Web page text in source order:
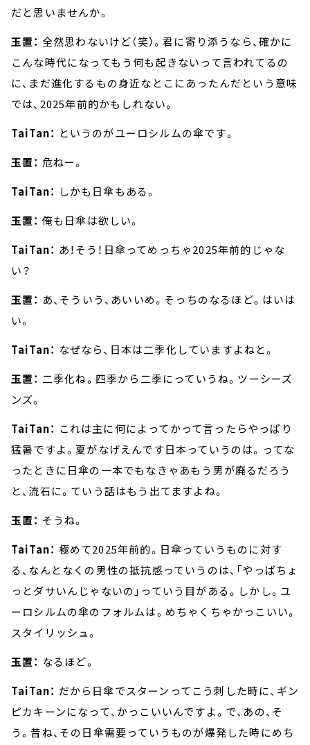
だと思いませんか。
玉置： 全然思わないけど（笑）。君に寄り添うなら、確かに
こんな時代になってもう何も起きないって言われてるの
に、まだ進化するもの身近なとこにあったんだという意味
では、2025年前的かもしれない。
TaiTan： というのがユーロシルムの傘です。
玉置： 危ねー。
TaiTan： しかも日傘もある。
玉置： 俺も日傘は欲しい。
TaiTan： あ！そう！日傘ってめっちゃ2025年前的じゃな
い？
玉置： あ、そういう、あいいめ。そっちのなるほど。はいは
い。
TaiTan： なぜなら、日本は二季化していますよねと。
玉置： 二季化ね。四季から二季にっていうね。ツーシーズ
ンズ。
TaiTan： これは主に何によってかって言ったらやっぱり
猛暑ですよ。夏がなげえんです日本っていうのは。ってな
ったときに日傘の一本でもなきゃあもう男が廃るだろう
と、流石に。ていう話はもう出てますよね。
玉置： そうね。
TaiTan： 極めて2025年前的。日傘っていうものに対す
る、なんとなくの男性の抵抗感っていうのは、「やっぱちょ
っとダサいんじゃないの」っていう目がある。しかし。ユ
ーロシルムの傘のフォルムは。めちゃくちゃかっこいい。
スタイリッシュ。
玉置： なるほど。
TaiTan： だから日傘でスターンってこう刺した時に、ギン
ピカキーンになって、かっこいいんですよ。で、あの、そ
う。昔ね、その日傘需要っていうものが爆発した時にめち